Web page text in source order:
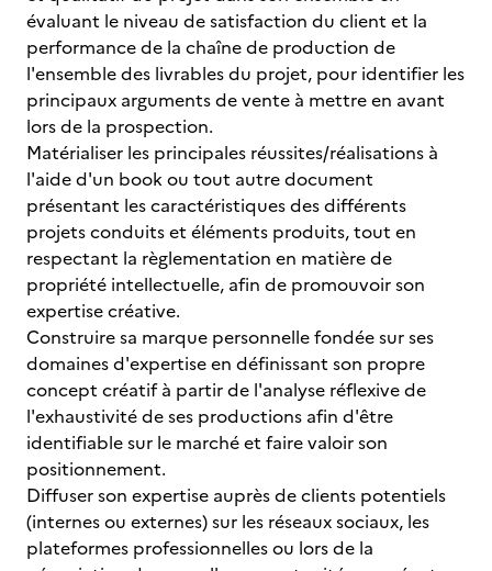
évaluant le niveau de satisfaction du client et la
performance de la chaîne de production de
l'ensemble des livrables du projet, pour identifier les
principaux arguments de vente à mettre en avant
lors de la prospection.
Matérialiser les principales réussites/réalisations à
l'aide d'un book ou tout autre document
présentant les caractéristiques des différents
projets conduits et éléments produits, tout en
respectant la règlementation en matière de
propriété intellectuelle, afin de promouvoir son
expertise créative.
Construire sa marque personnelle fondée sur ses
domaines d'expertise en définissant son propre
concept créatif à partir de l'analyse réflexive de
l'exhaustivité de ses productions afin d'être
identifiable sur le marché et faire valoir son
positionnement.
Diffuser son expertise auprès de clients potentiels
(internes ou externes) sur les réseaux sociaux, les
plateformes professionnelles ou lors de la